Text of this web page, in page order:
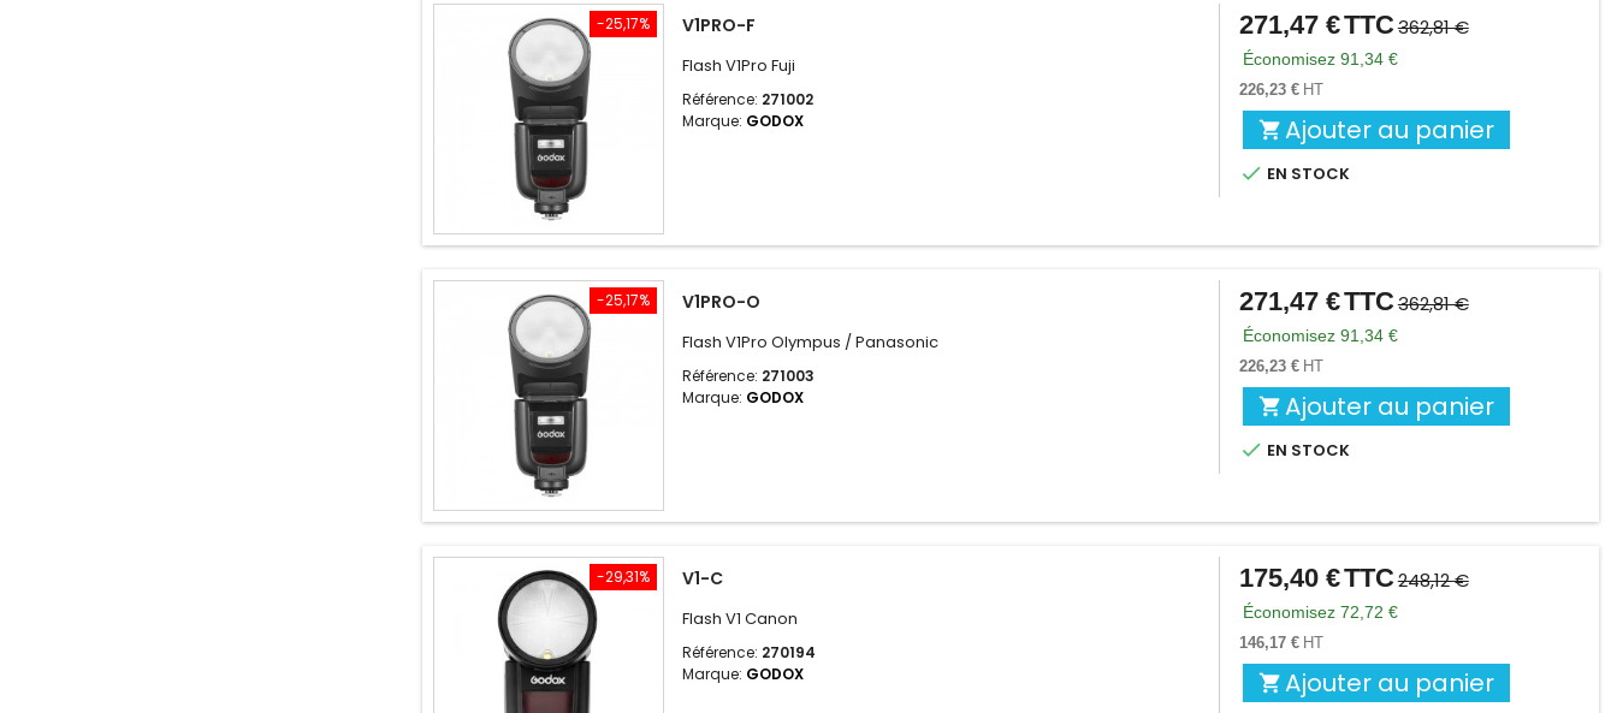
-25,17% V1PRO-F
Flash V1Pro Fuji
Référence: 271002
Marque: GODOX
Prix
Prix
de
base
271,47 €TTC362,81 €
Économisez 91,34 €
226,23 € HT
 Ajouter au panier
 EN STOCK
-25,17% V1PRO-O
Flash V1Pro Olympus / Panasonic
Référence: 271003
Marque: GODOX
Prix
Prix
de
base
271,47 €TTC362,81 €
Économisez 91,34 €
226,23 € HT
 Ajouter au panier
 EN STOCK
-29,31% V1-C
Flash V1 Canon
Référence: 270194
Marque: GODOX
Prix
Prix
de
base
175,40 €TTC248,12 €
Économisez 72,72 €
146,17 € HT
 Ajouter au panier